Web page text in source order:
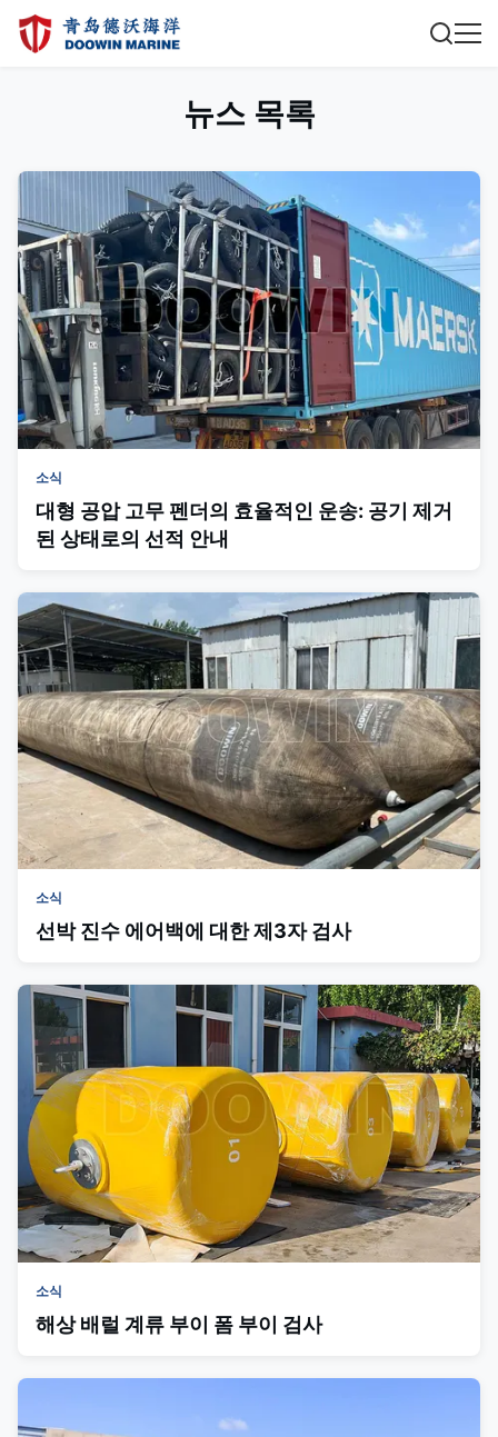
뉴스 목록
소식
대형 공압 고무 펜더의 효율적인 운송: 공기 제거
된 상태로의 선적 안내
소식
선박 진수 에어백에 대한 제3자 검사
소식
해상 배럴 계류 부이 폼 부이 검사